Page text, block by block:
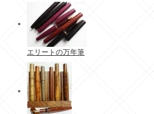
エリートの万年筆